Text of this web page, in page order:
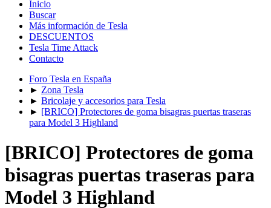
Inicio
Buscar
Más información de Tesla
DESCUENTOS
Tesla Time Attack
Contacto
Foro Tesla en España
► Zona Tesla
► Bricolaje y accesorios para Tesla
► [BRICO] Protectores de goma bisagras puertas traseras
para Model 3 Highland
[BRICO] Protectores de goma
bisagras puertas traseras para
Model 3 Highland